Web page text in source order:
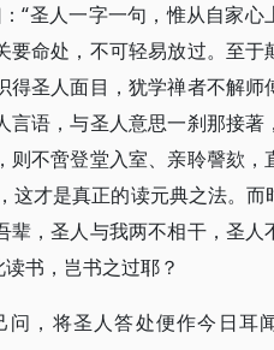
“圣人一字一句，惟从自家心
命处，不可轻易放过。至于
圣人面目，犹学禅者不解师
语，与圣人意思一刹那接著
不啻登堂入室、亲聆謦欬，
这才是真正的读元典之法。而
，圣人与我两不相干，圣人
书，岂书之过耶？
，将圣人答处便作今日耳